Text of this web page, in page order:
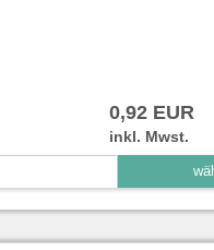
0,92 EUR
inkl. Mwst.
zu Warenkorb